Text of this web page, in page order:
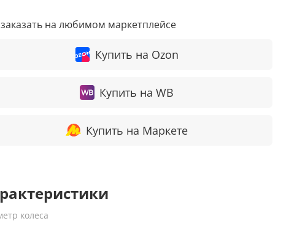
на любимом маркетплейсе
Купить на Ozon
Купить на WB
Купить на Маркете
колеса